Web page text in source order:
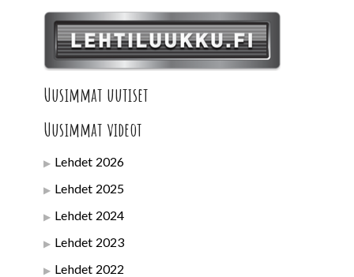
Uusimmat uutiset
Uusimmat videot
Lehdet 2026
Lehdet 2025
Lehdet 2024
Lehdet 2023
Lehdet 2022